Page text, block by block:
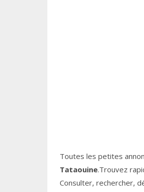
Toutes les petites
Tataouine.Trouvez
Consulter, rechercher,